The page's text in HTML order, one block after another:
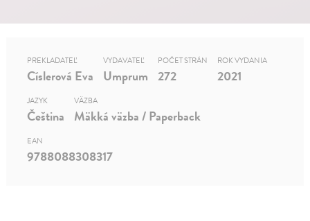
PREKLADATEĽ
Císlerová Eva
VYDAVATEĽ
Umprum
POČET STRÁN
272
ROK VYDANIA
2021
JAZYK
Čeština
VÄZBA
Mäkká väzba / Paperback
EAN
9788088308317